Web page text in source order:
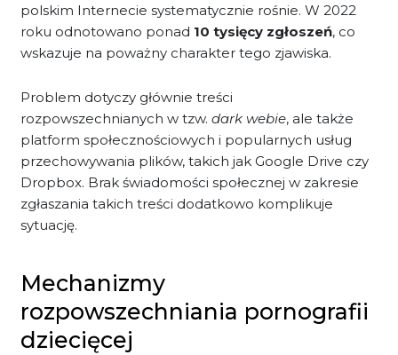
polskim Internecie systematycznie rośnie. W 2022
roku odnotowano ponad 10 tysięcy zgłoszeń, co
wskazuje na poważny charakter tego zjawiska.
Problem dotyczy głównie treści
rozpowszechnianych w tzw. dark webie, ale także
platform społecznościowych i popularnych usług
przechowywania plików, takich jak Google Drive czy
Dropbox. Brak świadomości społecznej w zakresie
zgłaszania takich treści dodatkowo komplikuje
sytuację.
Mechanizmy
rozpowszechniania pornografii
dziecięcej